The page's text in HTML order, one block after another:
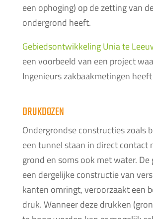
een ophoging) op de zetting van
ondergrond heeft.
Gebiedsontwikkeling Unia te
een voorbeeld van een project
Ingenieurs zakbaakmetingen
DRUKDOZEN
Ondergrondse constructies zoals
een tunnel staan in direct contact
grond en soms ook met water. De
een dergelijke constructie van
kanten omringt, veroorzaakt een
druk. Wanneer deze drukken